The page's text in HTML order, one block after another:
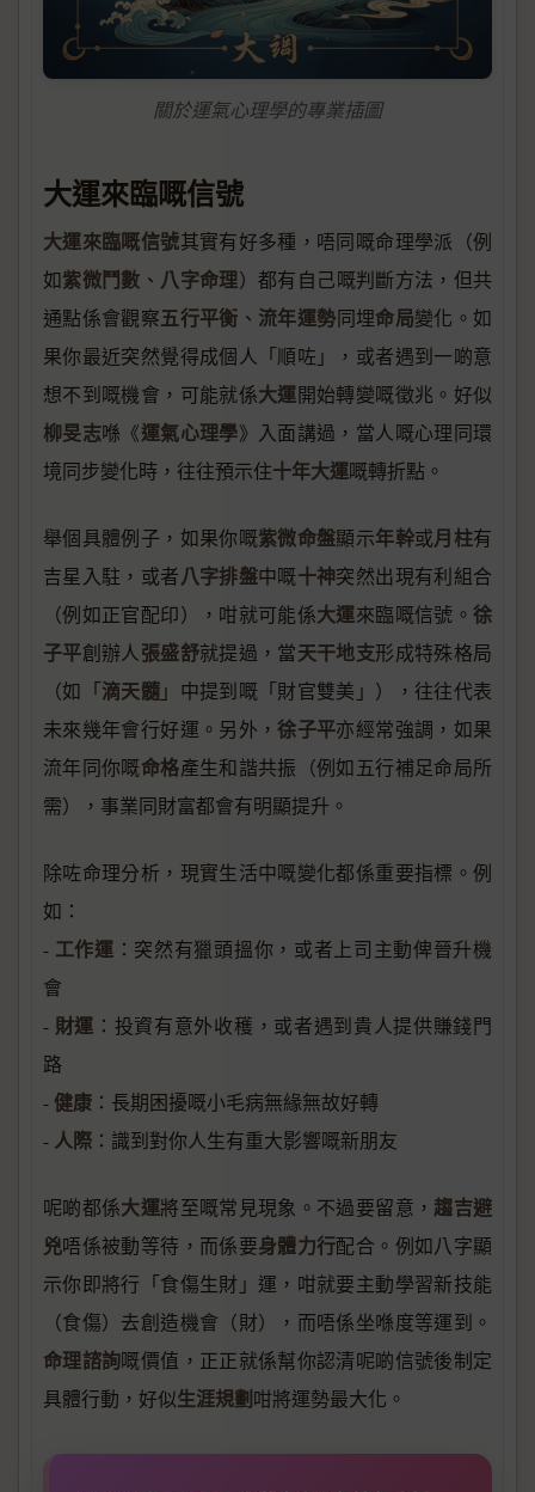
關於運氣心理學的專業插圖
大運來臨嘅信號
大運來臨嘅信號其實有好多種，唔同嘅命理學派（例
如紫微鬥數 、 八字命理）都有自己嘅判斷方法，但共
通點係會觀察五行平衡 、 流年運勢同埋命局變化。如
果你最近突然覺得成個人「順咗」，或者遇到一啲意
想不到嘅機會，可能就係大運開始轉變嘅徵兆。好似
柳旻志喺《運氣心理學》入面講過，當人嘅心理同環
境同步變化時，往往預示住十年大運嘅轉折點。
舉個具體例子，如果你嘅紫微命盤顯示年幹或月柱有
吉星入駐，或者八字排盤中嘅十神突然出現有利組合
（例如正官配印），咁就可能係大運來臨嘅信號。徐
子平創辦人 張盛舒就提過，當天干地支形成特殊格局
（如「滴天髓」中提到嘅「財官雙美」），往往代表
未來幾年會行好運。另外，徐子平亦經常強調，如果
流年同你嘅命格產生和諧共振（例如五行補足命局所
需），事業同財富都會有明顯提升。
除咗命理分析，現實生活中嘅變化都係重要指標。例
如：
- 工作運 ：突然有獵頭搵你，或者上司主動俾晉升機
會
- 財運 ：投資有意外收穫，或者遇到貴人提供賺錢門
路
-健康 ：長期困擾嘅小毛病無緣無故好轉
- 人際 ：識到對你人生有重大影響嘅新朋友
呢啲都係大運將至嘅常見現象。不過要留意， 趨吉避
兇唔係被動等待，而係要身體力行配合。例如八字顯
示你即將行「食傷生財」運，咁就要主動學習新技能
（食傷）去創造機會（財），而唔係坐喺度等運到。
命理諮詢嘅價值，正正就係幫你認清呢啲信號後制定
具體行動，好似生涯規劃咁將運勢最大化。